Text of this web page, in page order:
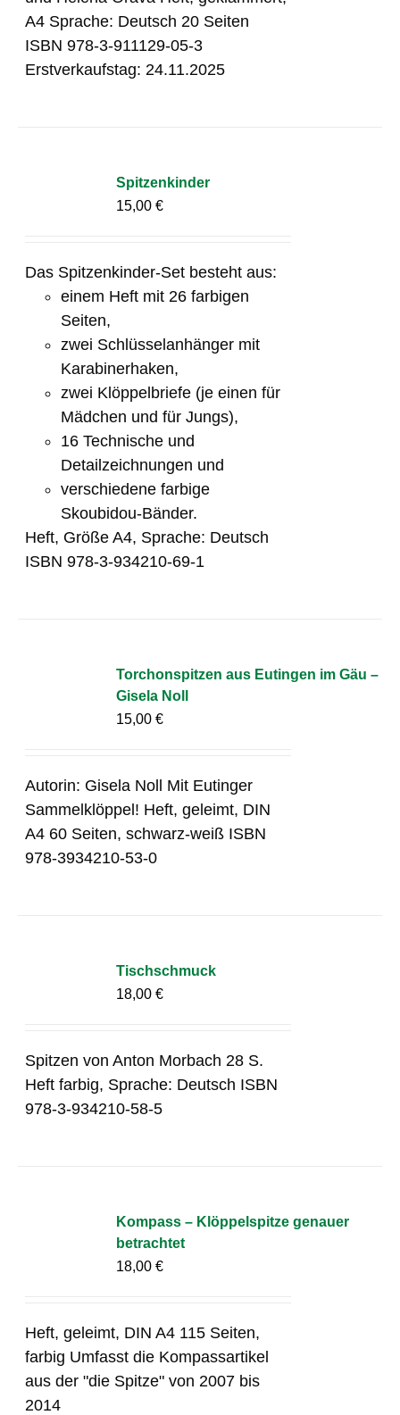
A4 Sprache: Deutsch 20 Seiten
ISBN 978-3-911129-05-3
Erstverkaufstag: 24.11.2025
Spitzenkinder
15,00€
Das Spitzenkinder-Set besteht aus:
einem Heft mit 26 farbigen
Seiten,
zwei Schlüsselanhänger mit
Karabinerhaken,
zwei Klöppelbriefe (je einen für
Mädchen und für Jungs),
16 Technische und
Detailzeichnungen und
verschiedene farbige
Skoubidou-Bänder.
Heft, Größe A4, Sprache: Deutsch
ISBN 978-3-934210-69-1
Torchonspitzen aus Eutingen im Gäu –
Gisela Noll
15,00€
Autorin: Gisela Noll Mit Eutinger
Sammelklöppel! Heft, geleimt, DIN
A4 60 Seiten, schwarz-weiß ISBN
978-3934210-53-0
Tischschmuck
18,00€
Spitzen von Anton Morbach 28 S.
Heft farbig, Sprache: Deutsch ISBN
978-3-934210-58-5
Kompass – Klöppelspitze genauer
betrachtet
18,00€
Heft, geleimt, DIN A4 115 Seiten,
farbig Umfasst die Kompassartikel
aus der "die Spitze" von 2007 bis
2014